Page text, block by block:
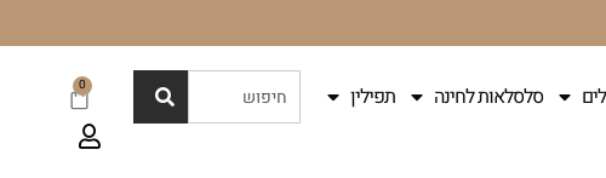
סלסלאות לחינה
תפילין
0